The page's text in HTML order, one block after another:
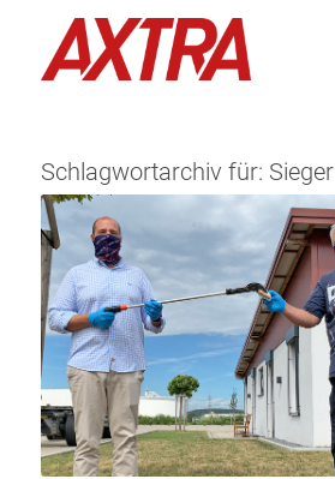
Schlagwortarchiv für: Sieger